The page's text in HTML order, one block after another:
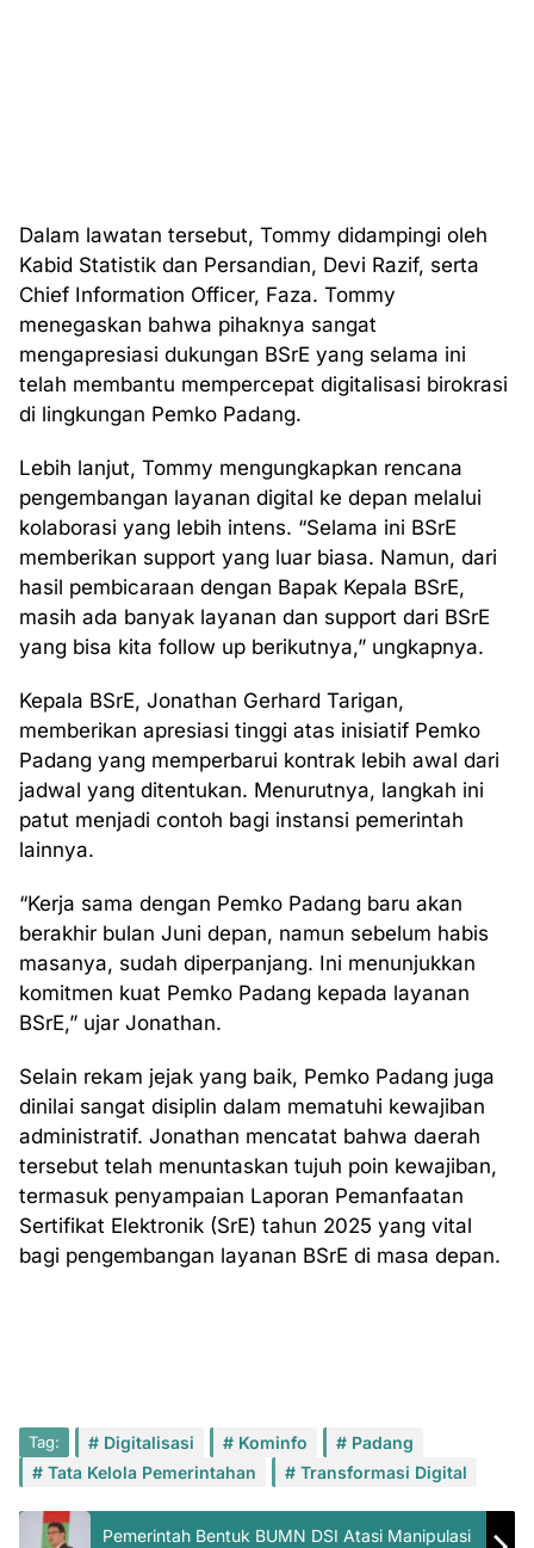
Dalam lawatan tersebut, Tommy didampingi oleh
Kabid Statistik dan Persandian, Devi Razif, serta
Chief Information Officer, Faza. Tommy
menegaskan bahwa pihaknya sangat
mengapresiasi dukungan BSrE yang selama ini
telah membantu mempercepat digitalisasi birokrasi
di lingkungan Pemko Padang.
Lebih lanjut, Tommy mengungkapkan rencana
pengembangan layanan digital ke depan melalui
kolaborasi yang lebih intens. “Selama ini BSrE
memberikan support yang luar biasa. Namun, dari
hasil pembicaraan dengan Bapak Kepala BSrE,
masih ada banyak layanan dan support dari BSrE
yang bisa kita follow up berikutnya,” ungkapnya.
Kepala BSrE, Jonathan Gerhard Tarigan,
memberikan apresiasi tinggi atas inisiatif Pemko
Padang yang memperbarui kontrak lebih awal dari
jadwal yang ditentukan. Menurutnya, langkah ini
patut menjadi contoh bagi instansi pemerintah
lainnya.
“Kerja sama dengan Pemko Padang baru akan
berakhir bulan Juni depan, namun sebelum habis
masanya, sudah diperpanjang. Ini menunjukkan
komitmen kuat Pemko Padang kepada layanan
BSrE,” ujar Jonathan.
Selain rekam jejak yang baik, Pemko Padang juga
dinilai sangat disiplin dalam mematuhi kewajiban
administratif. Jonathan mencatat bahwa daerah
tersebut telah menuntaskan tujuh poin kewajiban,
termasuk penyampaian Laporan Pemanfaatan
Sertifikat Elektronik (SrE) tahun 2025 yang vital
bagi pengembangan layanan BSrE di masa depan.
Tag: Digitalisasi Kominfo
Padang
Tata Kelola Pemerintahan
Transformasi Digital
Pemerintah Bentuk BUMN DSI Atasi Manipulasi